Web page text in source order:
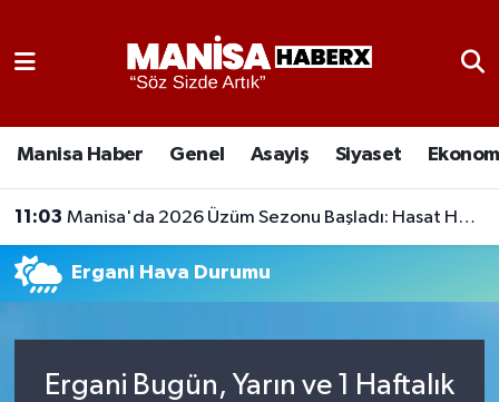
Manisa Haber Genel Asayiş Siyaset
11:03 Manisa'da 2026 Üzüm Sezonu Başladı: Hasat Heyecanı Yaşanırken Gözler TMO Fiyatında!
Ergani Hava Durumu
Ergani Bugün, Yarın ve 1 Haftalık
Manisa Nöbetçi Eczaneler